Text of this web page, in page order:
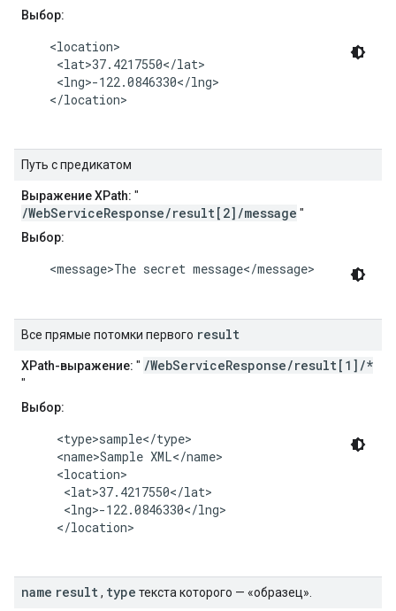
Выбор:
    <location>
     <lat>37.4217550</lat>
     <lng>-122.0846330</lng>
    </location>
Путь с предикатом
Выражение XPath: "
/WebServiceResponse/result[2]/message "
Выбор:
    <message>The secret message</message>
Все прямые потомки первого result
XPath-выражение: " /WebServiceResponse/result[1]/*
"
Выбор:
     <type>sample</type>
     <name>Sample XML</name>
     <location>
      <lat>37.4217550</lat>
      <lng>-122.0846330</lng>
     </location>
name result, type текста которого — «образец».